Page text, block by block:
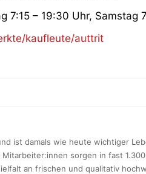
7:15 – 19:30 Uhr, Samstag
kaufleute/auttrit
ist damals wie heute wichtiger
sorgen in fast 1.300
an frischen und qualitativ